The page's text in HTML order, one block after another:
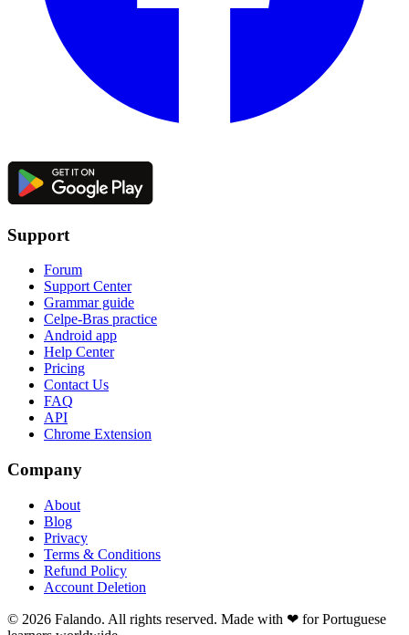
Support
Forum
Support Center
Grammar guide
Celpe-Bras practice
Android app
Help Center
Pricing
Contact Us
FAQ
API
Chrome Extension
Company
About
Blog
Privacy
Terms & Conditions
Refund Policy
Account Deletion
© 2026 Falando. All rights reserved. Made with ❤ for Portuguese